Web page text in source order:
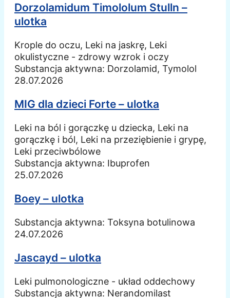
Dorzolamidum Timololum Stulln –
ulotka
Krople do oczu, Leki na jaskrę, Leki
okulistyczne - zdrowy wzrok i oczy
Substancja aktywna: Dorzolamid, Tymolol
28.07.2026
MIG dla dzieci Forte – ulotka
Leki na ból i gorączkę u dziecka, Leki na
gorączkę i ból, Leki na przeziębienie i grypę,
Leki przeciwbólowe
Substancja aktywna: Ibuprofen
25.07.2026
Boey – ulotka
Substancja aktywna: Toksyna botulinowa
24.07.2026
Jascayd – ulotka
Leki pulmonologiczne - układ oddechowy
Substancja aktywna: Nerandomilast